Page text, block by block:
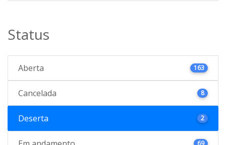
Status
Aberta 163
Cancelada 8
Deserta 2
69